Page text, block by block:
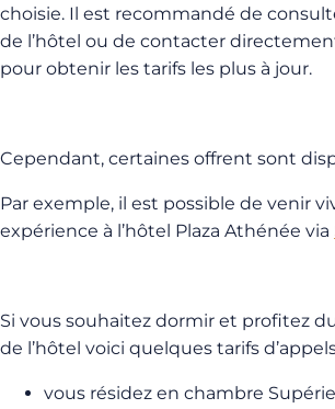
choisie. Il est recommandé de
de l’hôtel ou de contacter
pour obtenir les tarifs les plus à jour.
Cependant, certaines offrent sont
Par exemple, il est possible de venir
expérience à l’hôtel Plaza Athénée via
Si vous souhaitez dormir et profitez
de l’hôtel voici quelques tarifs
vous résidez en chambre